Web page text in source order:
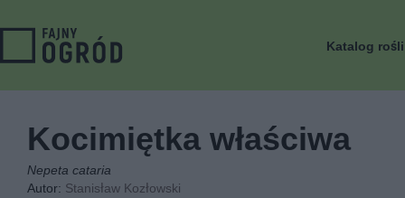
Katalog
Kocimiętka właściwa
Nepeta cataria
Autor: Stanisław Kozłowski